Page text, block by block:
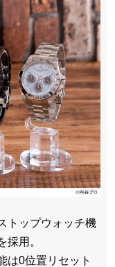
トップウォッチ機
採用。
は0位置リセット